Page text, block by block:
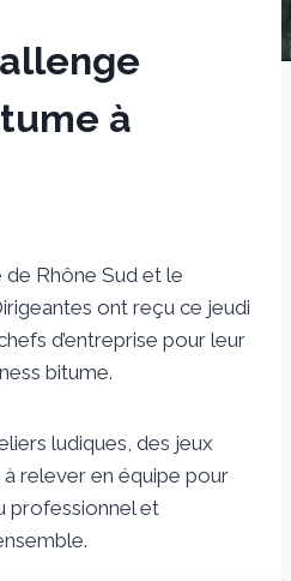
à
Rhône Sud et le
ont reçu ce jeudi
d’entreprise pour leur
bitume.
ludiques, des jeux
relever en équipe pour
professionnel et